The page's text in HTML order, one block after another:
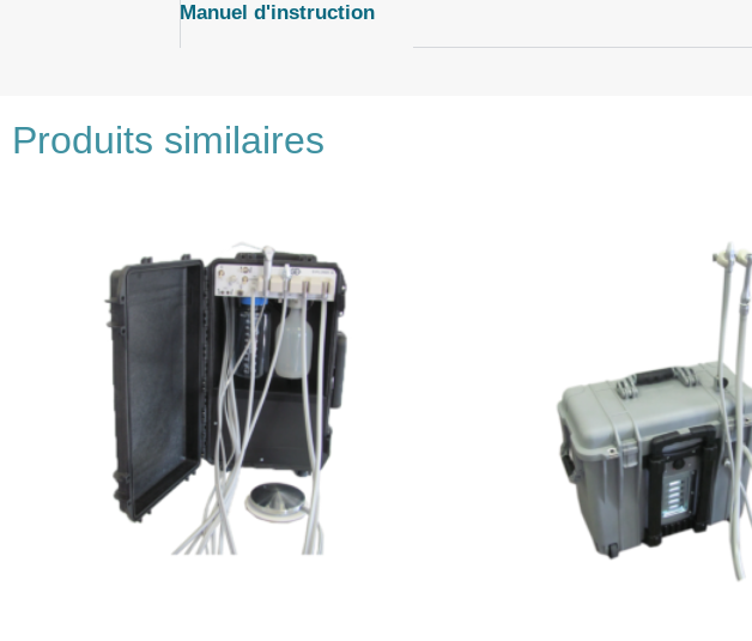
Manuel d'instruction
Produits similaires